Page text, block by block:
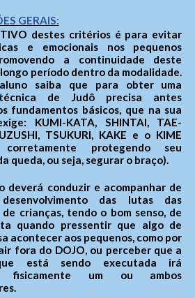
GERAIS:
destes critérios é para evitar
e emocionais nos pequenos
a continuidade deste
período dentro da modalidade.
saiba que para obter uma
de Judô precisa antes
fundamentos básicos, que na sua
KUMI-KATA, SHINTAI, TAE-
TSUKURI, KAKE e o KIME
corretamente protegendo seu
queda, ou seja, segurar o braço).
deverá conduzir e acompanhar de
das lutas das
crianças, tendo o bom senso, de
quando pressentir que algo de
acontecer aos pequenos, como por
fora do DOJO, ou perceber que a
está sendo executada irá
fisicamente um ou ambos